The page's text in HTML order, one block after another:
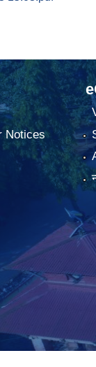
Notices